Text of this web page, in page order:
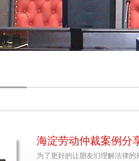
海淀劳动仲裁案例分
为了更好的让朋友们理解法律